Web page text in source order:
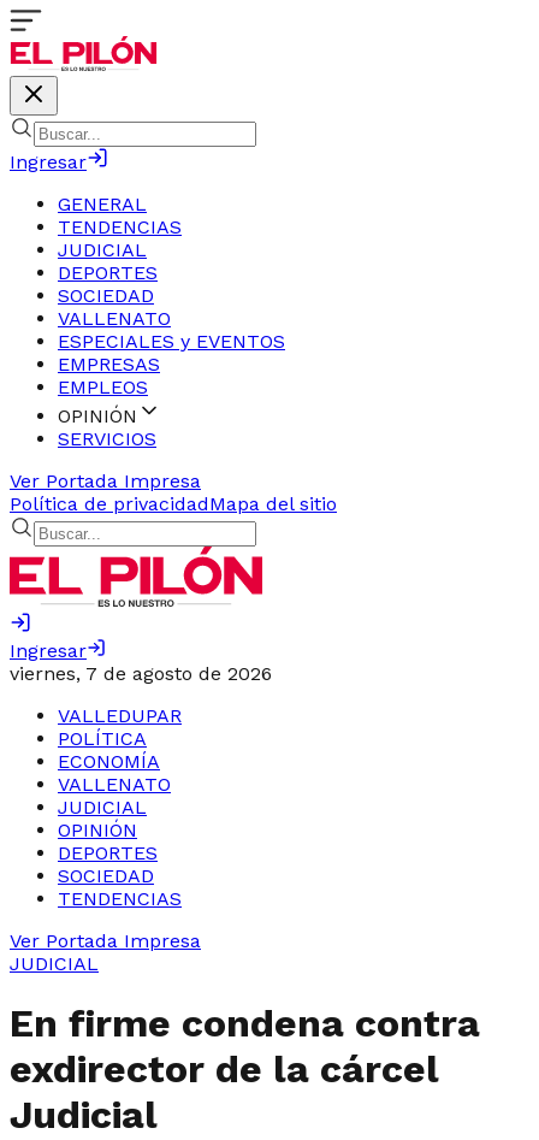
Ingresar
GENERAL
TENDENCIAS
JUDICIAL
DEPORTES
SOCIEDAD
VALLENATO
ESPECIALES y EVENTOS
EMPRESAS
EMPLEOS
OPINIÓN
SERVICIOS
Ver Portada Impresa
Política de privacidadMapa del sitio
Ingresar
viernes, 7 de agosto de 2026
VALLEDUPAR
POLÍTICA
ECONOMÍA
VALLENATO
JUDICIAL
OPINIÓN
DEPORTES
SOCIEDAD
TENDENCIAS
Ver Portada Impresa
JUDICIAL
En firme condena contra
exdirector de la cárcel
Judicial